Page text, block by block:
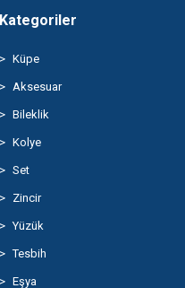
Kategoriler
Küpe
Aksesuar
Bileklik
Kolye
Set
Zincir
Yüzük
Tesbih
Eşya